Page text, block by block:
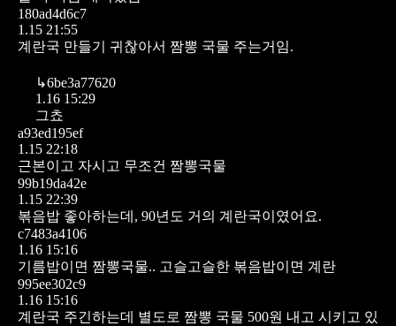
180ad4d6c7
1.15 21:55
계란국 만들기 귀찮아서 짬뽕 국물 주는거임.
↳6be3a77620
1.16 15:29
그쵸
a93ed195ef
1.15 22:18
근본이고 자시고 무조건 짬뽕국물
99b19da42e
1.15 22:39
볶음밥 좋아하는데, 90년도 거의 계란국이였어요.
c7483a4106
1.16 15:16
기름밥이면 짬뽕국물.. 고슬고슬한 볶음밥이면 계란
995ee302c9
1.16 15:16
계란국 주긴하는데 별도로 짬뽕 국물 500원 내고 시키고 있